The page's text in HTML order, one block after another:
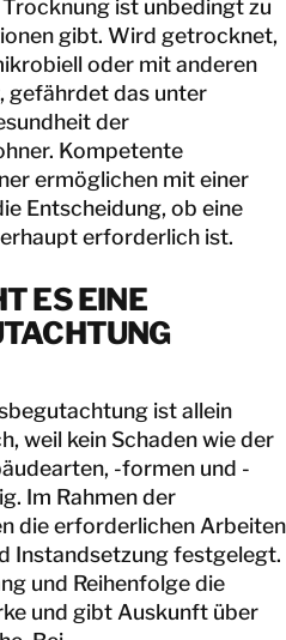
ist unbedingt zu
gibt. Wird getrocknet,
oder mit anderen
gefährdet das unter
der
Kompetente
ermöglichen mit einer
Entscheidung, ob eine
erforderlich ist.
ES EINE
ist allein
weil kein Schaden wie der
-formen und -
Im Rahmen der
die erforderlichen Arbeiten
Instandsetzung festgelegt.
und Reihenfolge die
und gibt Auskunft über